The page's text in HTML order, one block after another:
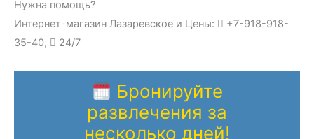
Нужна помощь?
Интернет-магазин Лазаревское и Цены:
+7-918-918-
35-40,
24/7
Бронируйте
развлечения за
несколько дней!